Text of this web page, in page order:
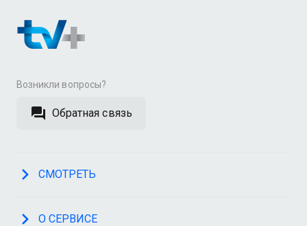
Возникли вопросы?
Обратная связь
СМОТРЕТЬ
О СЕРВИСЕ